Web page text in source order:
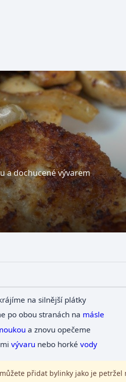
a dochucené vývarem
na silnější plátky
po obou stranách na másle
a znovu opečeme
vývaru nebo horké vody
přidat bylinky jako je petržel